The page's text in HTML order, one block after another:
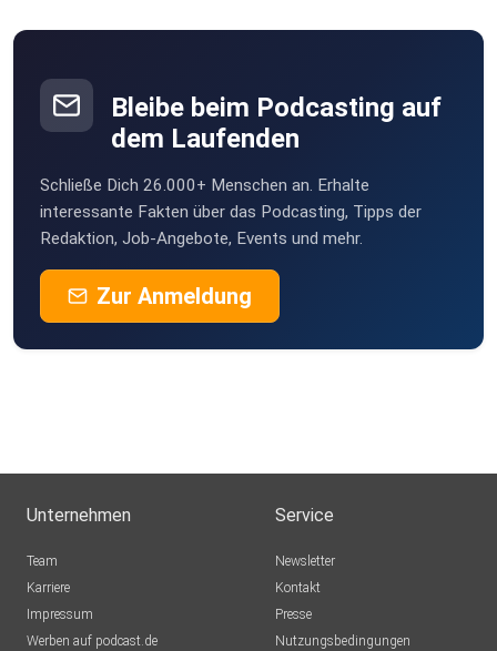
Bleibe beim Podcasting auf
dem Laufenden
Schließe Dich 26.000+ Menschen an. Erhalte
interessante Fakten über das Podcasting, Tipps der
Redaktion, Job-Angebote, Events und mehr.
Zur Anmeldung
Unternehmen
Team
Karriere
Impressum
Werben auf podcast.de
Service
Newsletter
Kontakt
Presse
Nutzungsbedingungen